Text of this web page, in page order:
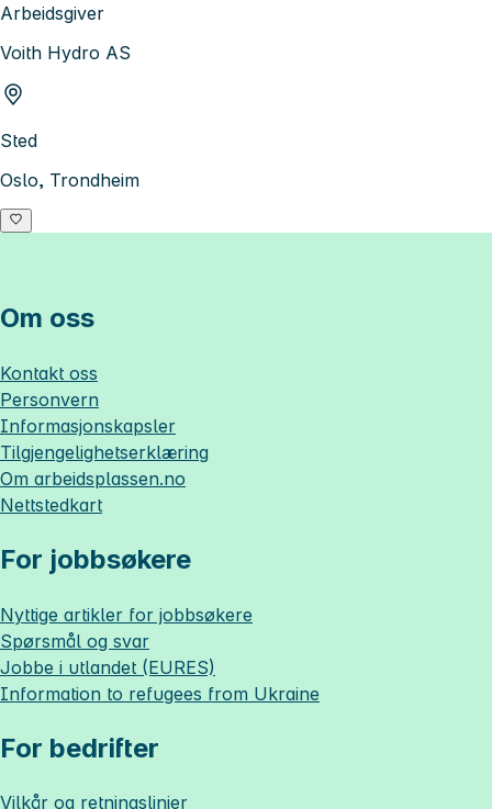
Arbeidsgiver
Voith Hydro AS
Sted
Oslo, Trondheim
Om oss
Kontakt oss
Personvern
Informasjonskapsler
Tilgjengelighetserklæring
Om arbeidsplassen.no
Nettstedkart
For jobbsøkere
Nyttige artikler for jobbsøkere
Spørsmål og svar
Jobbe i utlandet (EURES)
Information to refugees from Ukraine
For bedrifter
Vilkår og retningslinjer